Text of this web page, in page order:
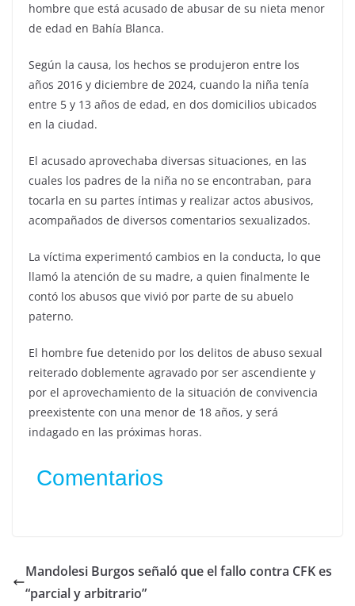
hombre que está acusado de abusar de su nieta menor
de edad en Bahía Blanca.
Según la causa, los hechos se produjeron entre los
años 2016 y diciembre de 2024, cuando la niña tenía
entre 5 y 13 años de edad, en dos domicilios ubicados
en la ciudad.
El acusado aprovechaba diversas situaciones, en las
cuales los padres de la niña no se encontraban, para
tocarla en su partes íntimas y realizar actos abusivos,
acompañados de diversos comentarios sexualizados.
La víctima experimentó cambios en la conducta, lo que
llamó la atención de su madre, a quien finalmente le
contó los abusos que vivió por parte de su abuelo
paterno.
El hombre fue detenido por los delitos de abuso sexual
reiterado doblemente agravado por ser ascendiente y
por el aprovechamiento de la situación de convivencia
preexistente con una menor de 18 años, y será
indagado en las próximas horas.
Comentarios
Mandolesi Burgos señaló que el fallo contra CFK es
“parcial y arbitrario”